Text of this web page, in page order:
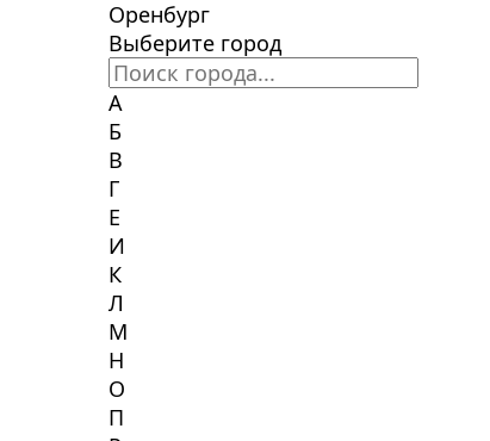
Оренбург
Выберите город
А
Б
В
Г
Е
И
К
Л
М
Н
О
П